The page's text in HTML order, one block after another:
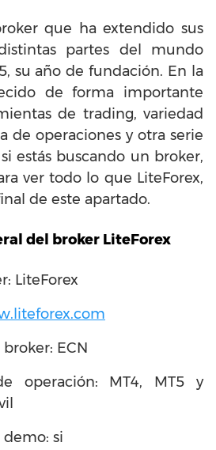
que ha extendido sus
partes del mundo
su año de fundación. En la
de forma importante
de trading, variedad
de operaciones y otra serie
estás buscando un broker,
ver todo lo que LiteForex,
de este apartado.
del broker LiteForex
LiteForex
ECN
operación: MT4, MT5 y
si